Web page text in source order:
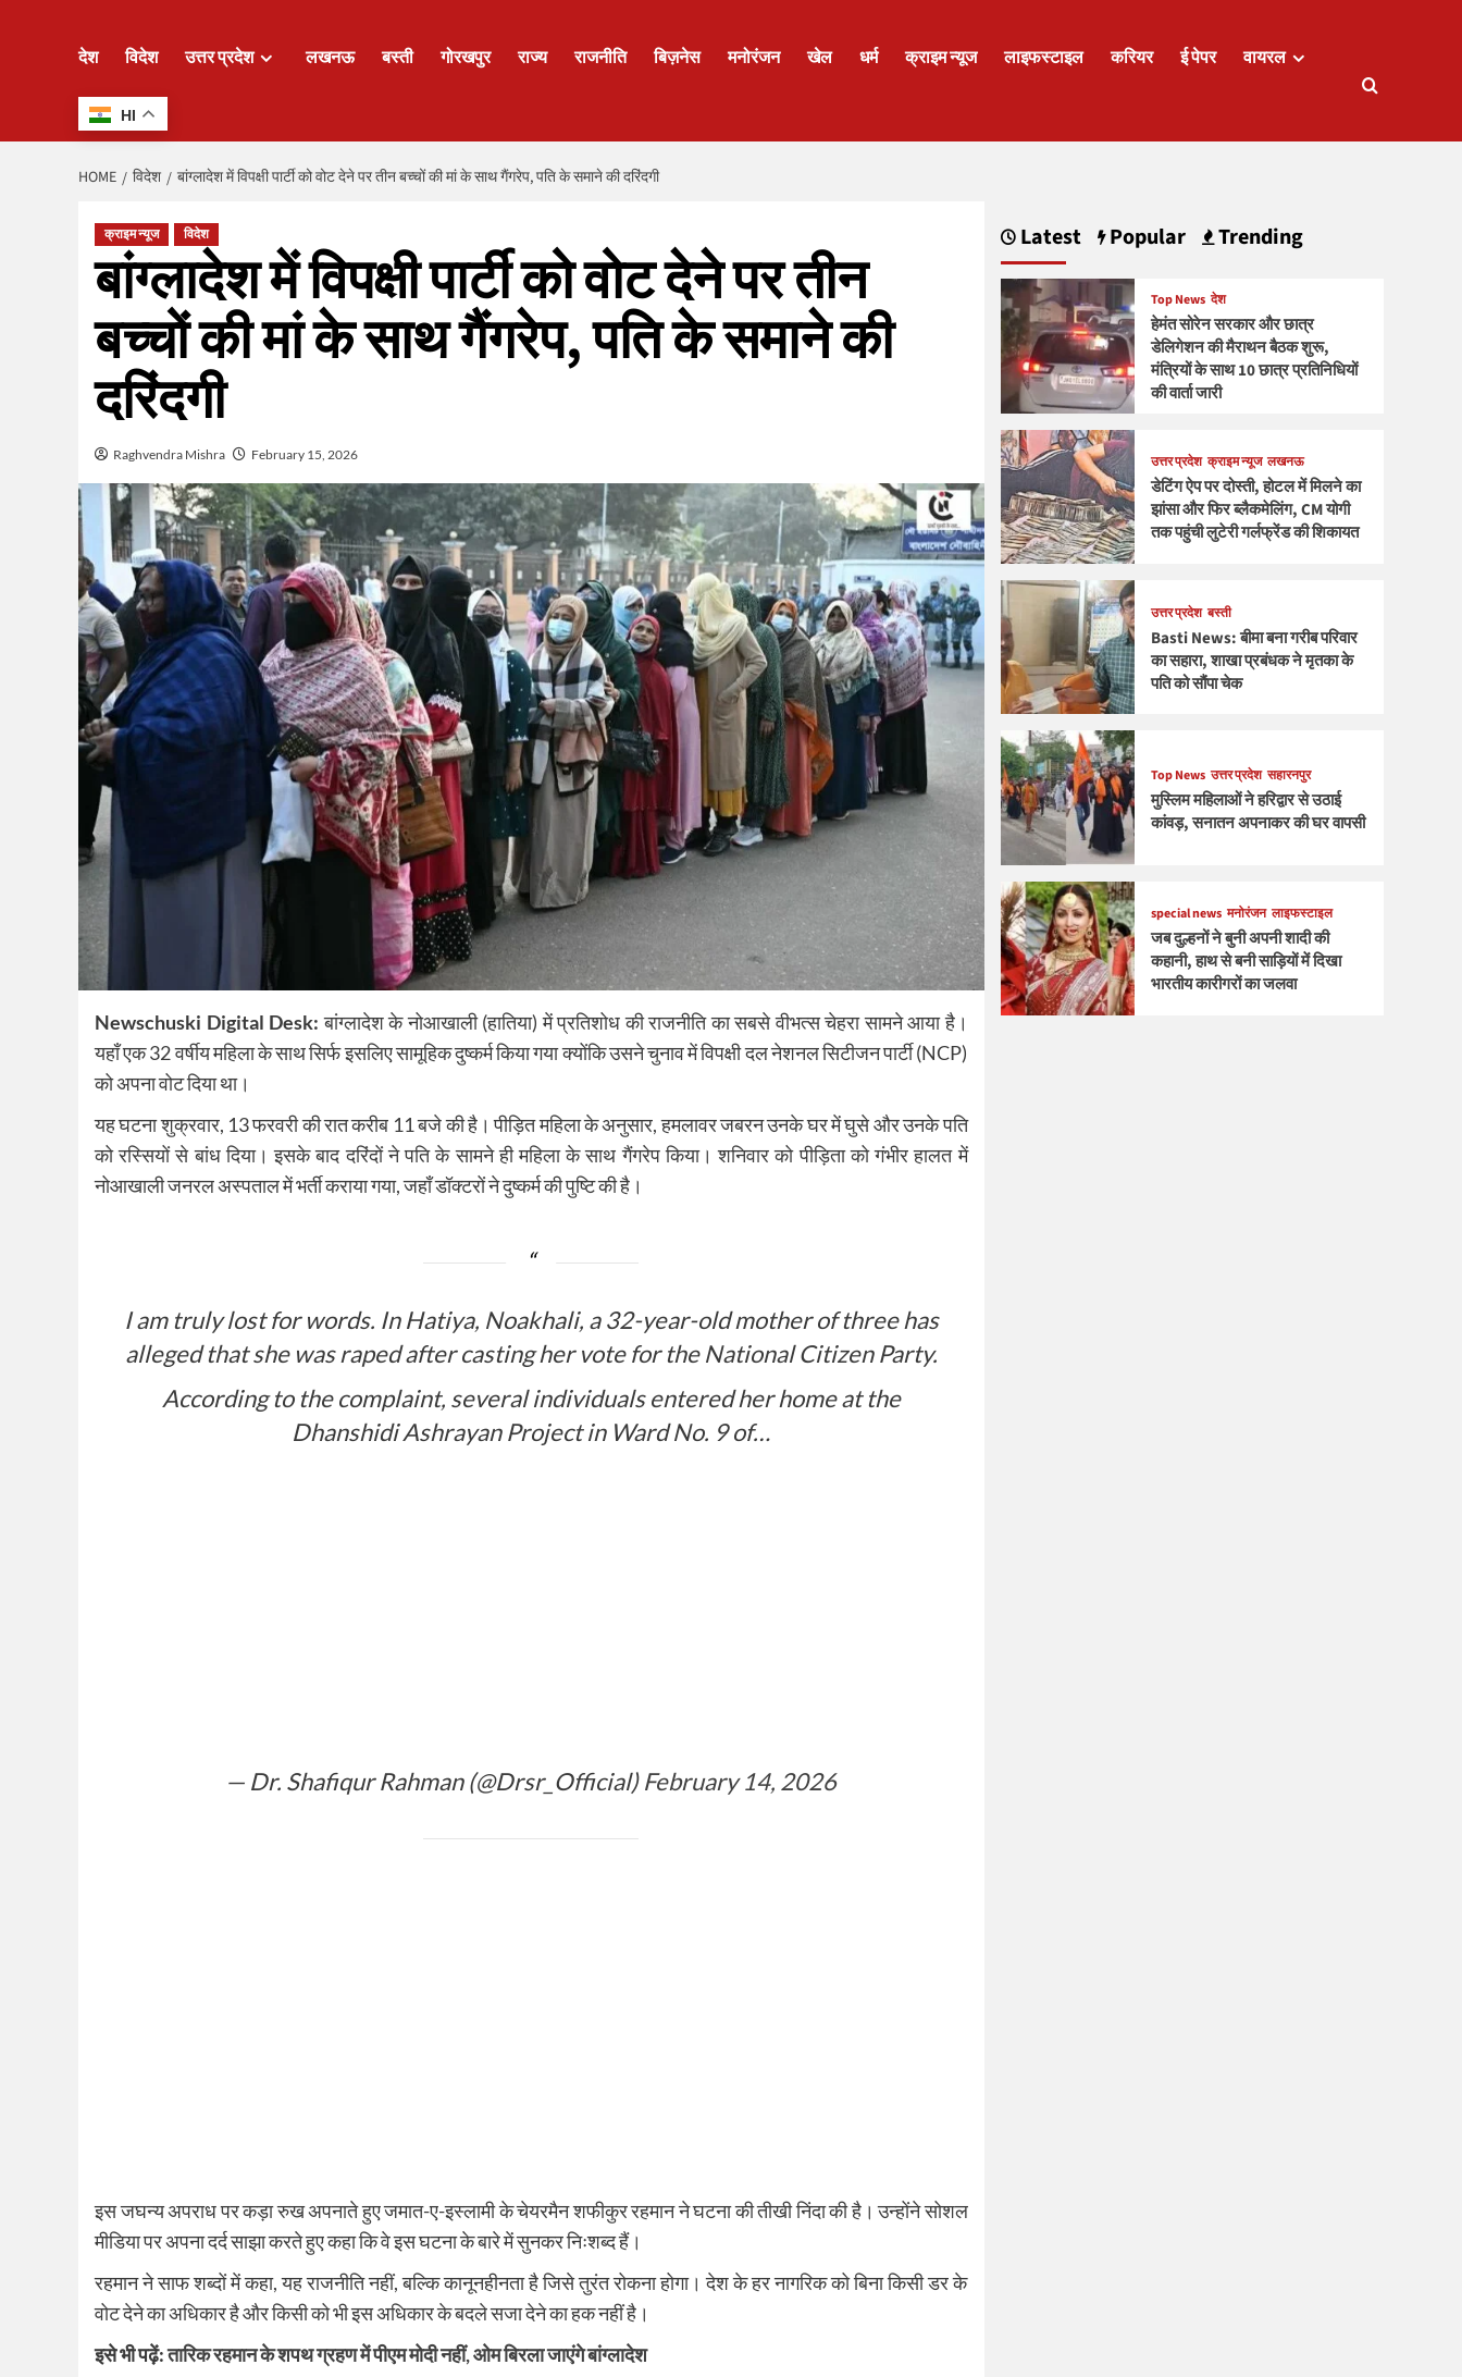
देश विदेश उत्तर प्रदेश लखनऊ बस्ती गोरखपुर राज्य राजनीति बिज़नेस मनोरंजन खेल धर्म क्राइम न्यूज लाइफस्टाइल करियर ई पेपर वायरल
HI
HOME विदेश बांग्लादेश में विपक्षी पार्टी को वोट देने पर तीन बच्चों की मां के साथ गैंगरेप, पति के समाने की दरिंदगी
क्राइम न्यूज विदेश
बांग्लादेश में विपक्षी पार्टी को वोट देने पर तीन
बच्चों की मां के साथ गैंगरेप, पति के समाने की
दरिंदगी
Raghvendra Mishra February 15, 2026
Newschuski Digital Desk: बांग्लादेश के नोआखाली (हातिया) में प्रतिशोध की राजनीति का सबसे वीभत्स चेहरा सामने आया है।
यहाँ एक 32 वर्षीय महिला के साथ सिर्फ इसलिए सामूहिक दुष्कर्म किया गया क्योंकि उसने चुनाव में विपक्षी दल नेशनल सिटीजन पार्टी (NCP)
को अपना वोट दिया था।
यह घटना शुक्रवार, 13 फरवरी की रात करीब 11 बजे की है। पीड़ित महिला के अनुसार, हमलावर जबरन उनके घर में घुसे और उनके पति
को रस्सियों से बांध दिया। इसके बाद दरिंदों ने पति के सामने ही महिला के साथ गैंगरेप किया। शनिवार को पीड़िता को गंभीर हालत में
नोआखाली जनरल अस्पताल में भर्ती कराया गया, जहाँ डॉक्टरों ने दुष्कर्म की पुष्टि की है।
I am truly lost for words. In Hatiya, Noakhali, a 32-year-old mother of three has
alleged that she was raped after casting her vote for the National Citizen Party.
According to the complaint, several individuals entered her home at the
Dhanshidi Ashrayan Project in Ward No. 9 of…
— Dr. Shafiqur Rahman (@Drsr_Official)February 14, 2026
इस जघन्य अपराध पर कड़ा रुख अपनाते हुए जमात-ए-इस्लामी के चेयरमैन शफीकुर रहमान ने घटना की तीखी निंदा की है। उन्होंने सोशल
मीडिया पर अपना दर्द साझा करते हुए कहा कि वे इस घटना के बारे में सुनकर निःशब्द हैं।
रहमान ने साफ शब्दों में कहा, यह राजनीति नहीं, बल्कि कानूनहीनता है जिसे तुरंत रोकना होगा। देश के हर नागरिक को बिना किसी डर के
वोट देने का अधिकार है और किसी को भी इस अधिकार के बदले सजा देने का हक नहीं है।
इसे भी पढ़ें:तारिक रहमान के शपथ ग्रहण में पीएम मोदी नहीं, ओम बिरला जाएंगे बांग्लादेश
Latest Popular Trending
Top News देश
हेमंत सोरेन सरकार और छात्र
डेलिगेशन की मैराथन बैठक शुरू,
मंत्रियों के साथ 10 छात्र प्रतिनिधियों
की वार्ता जारी
उत्तर प्रदेश क्राइम न्यूज लखनऊ
डेटिंग ऐप पर दोस्ती, होटल में मिलने का
झांसा और फिर ब्लैकमेलिंग, CM योगी
तक पहुंची लुटेरी गर्लफ्रेंड की शिकायत
उत्तर प्रदेश बस्ती
Basti News: बीमा बना गरीब परिवार
का सहारा, शाखा प्रबंधक ने मृतका के
पति को सौंपा चेक
Top News उत्तर प्रदेश सहारनपुर
मुस्लिम महिलाओं ने हरिद्वार से उठाई
कांवड़, सनातन अपनाकर की घर वापसी
special news मनोरंजन लाइफस्टाइल
जब दुल्हनों ने बुनी अपनी शादी की
कहानी, हाथ से बनी साड़ियों में दिखा
भारतीय कारीगरों का जलवा